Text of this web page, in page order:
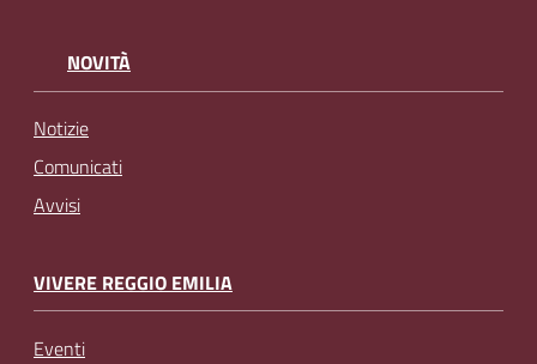
NOVITÀ
Notizie
Comunicati
Avvisi
VIVERE REGGIO EMILIA
Eventi